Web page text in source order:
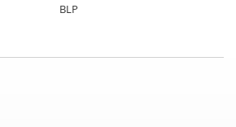
BLP